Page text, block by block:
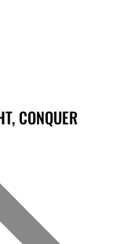
CONQUER